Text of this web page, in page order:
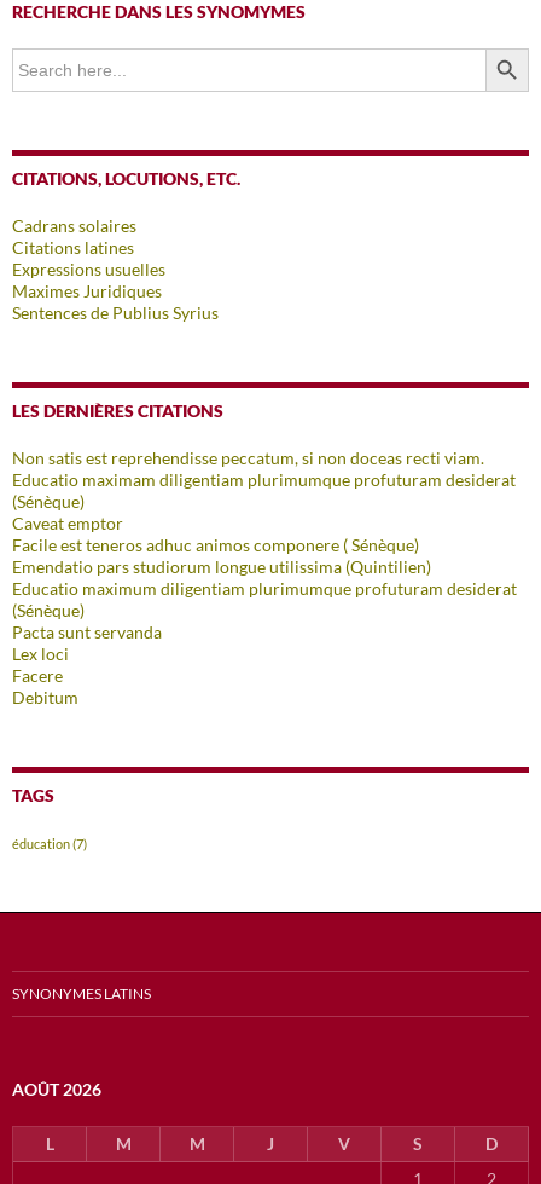
RECHERCHE DANS LES SYNOMYMES
Search
for:
SEARCH
CITATIONS, LOCUTIONS, ETC.
Cadrans solaires
Citations latines
Expressions usuelles
Maximes Juridiques
Sentences de Publius Syrius
LES DERNIÈRES CITATIONS
Non satis est reprehendisse peccatum, si non doceas recti viam.
Educatio maximam diligentiam plurimumque profuturam desiderat
(Sénèque)
Caveat emptor
Facile est teneros adhuc animos componere ( Sénèque)
Emendatio pars studiorum longue utilissima (Quintilien)
Educatio maximum diligentiam plurimumque profuturam desiderat
(Sénèque)
Pacta sunt servanda
Lex loci
Facere
Debitum
TAGS
éducation(7)
SYNONYMES LATINS
AOÛT 2026
L M M J V S
D
1
2